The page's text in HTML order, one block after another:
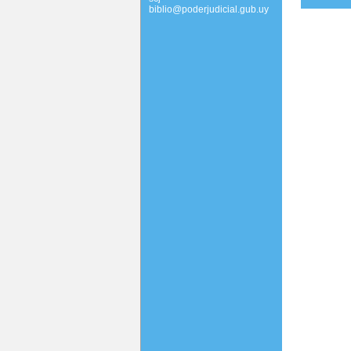
biblio@poderjudicial.gub.uy